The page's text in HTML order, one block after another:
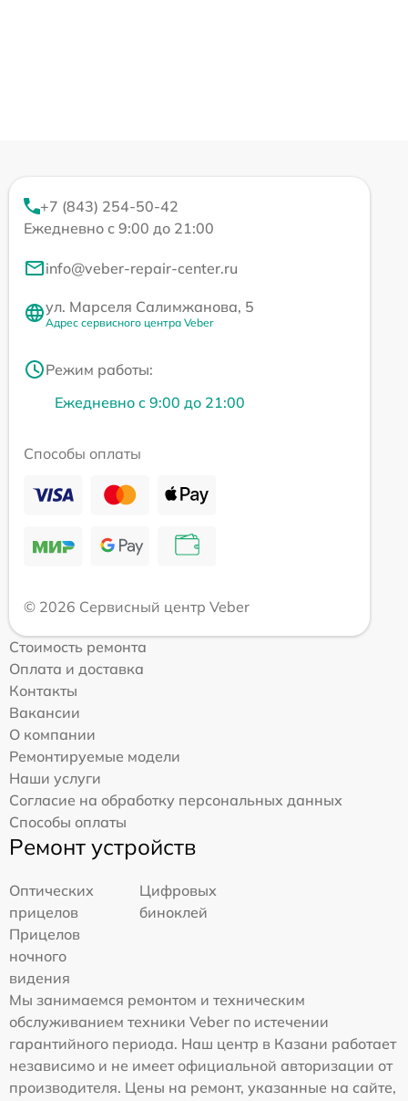
+7 (843) 254-50-42
Ежедневно с 9:00 до 21:00
info@veber-repair-center.ru
ул. Марселя Салимжанова, 5
Адрес сервисного центра Veber
Режим работы:
Ежедневно с 9:00 до 21:00
Способы оплаты
© 2026 Сервисный центр Veber
Стоимость ремонта
Оплата и доставка
Контакты
Вакансии
О компании
Ремонтируемые модели
Наши услуги
Согласие на обработку персональных данных
Способы оплаты
Ремонт устройств
Оптических
прицелов
Цифровых
биноклей
Прицелов
ночного
видения
Мы занимаемся ремонтом и техническим
обслуживанием техники Veber по истечении
гарантийного периода. Наш центр в Казани работает
независимо и не имеет официальной авторизации от
производителя. Цены на ремонт, указанные на сайте,